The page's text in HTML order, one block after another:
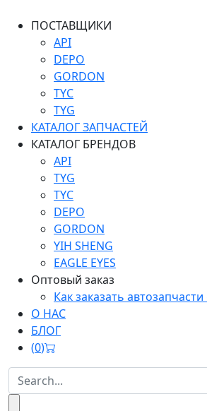
ПОСТАВЩИКИ
API
DEPO
GORDON
TYC
TYG
КАТАЛОГ ЗАПЧАСТЕЙ
КАТАЛОГ БРЕНДОВ
API
TYG
TYC
DEPO
GORDON
YIH SHENG
EAGLE EYES
Оптовый заказ
Как заказать
О НАС
БЛОГ
(0)